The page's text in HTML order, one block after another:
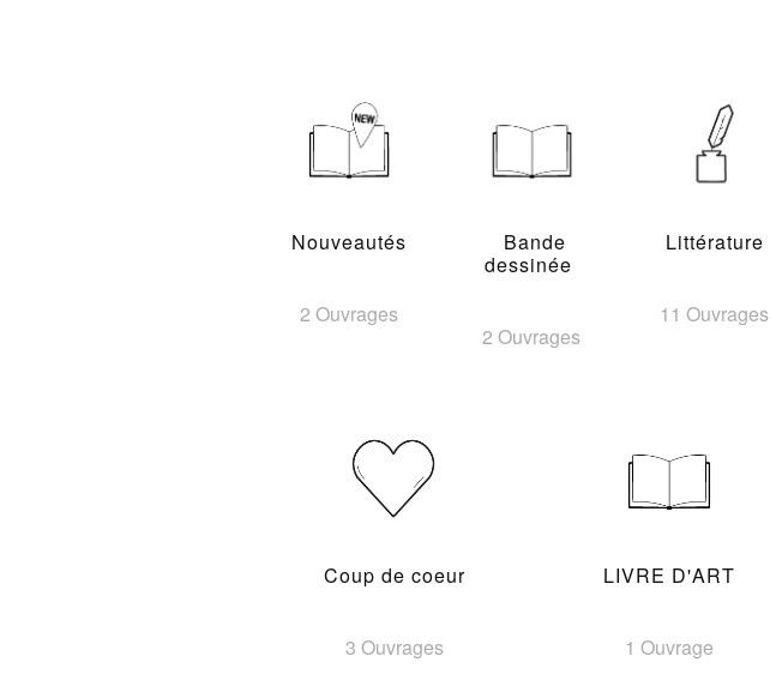
Nouveautés
2 Ouvrages
Bande
dessinée
2 Ouvrages
Littérature
11 Ouvrages
Coup de coeur
3 Ouvrages
LIVRE D'ART
1 Ouvrage